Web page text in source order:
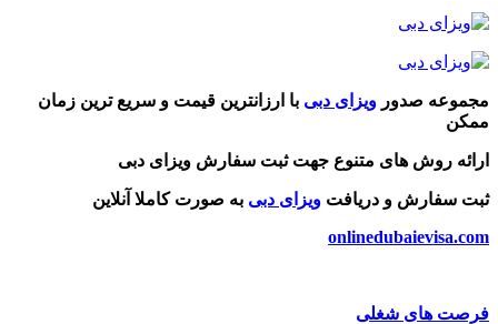
مجموعه صدور ویزای دبی با ارزانترین قیمت و سریع ترین زمان
ممکن
ارائه روش های متنوع جهت ثبت سفارش ویزای دبی
ثبت سفارش و دریافت ویزای دبی به صورت کاملا آنلاین
onlinedubaievisa.com
فرصت های شغلی